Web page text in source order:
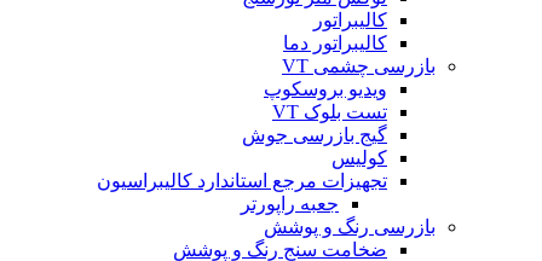
کالیبراتور
کالیبراتور دما
بازرسی چشمی VT
ویدیو بروسکوپ
تست بلوک VT
گیج بازرسی جوش
کولیس
تجهیزات مرجع استاندارد کالیبراسیون
جعبه راپورتر
بازرسی رنگ و پوشش
ضخامت سنج رنگ و پوشش